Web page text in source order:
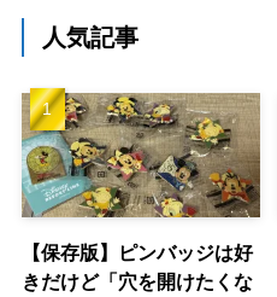
人気記事
【保存版】ピンバッジは好
きだけど「穴を開けたくな